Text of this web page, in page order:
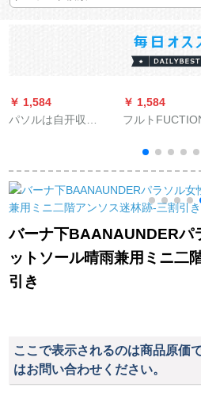
￥ 1,584
パソルは自开収
三折の晴雨兼用傘で
す。
￥ 1,584
フルト
男性復古2人用
强傘ブラザーズ
Coissioner
バーナ下BAANAUNDERパ
ットソール晴雨兼用ミニ二
引き
ここで表示されるのは商品原価
はお問い合わせください。